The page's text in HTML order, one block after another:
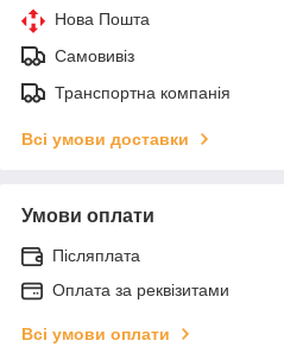
Нова Пошта
Самовивіз
Транспортна компанія
Всі умови доставки
Умови оплати
Післяплата
Оплата за реквізитами
Всі умови оплати